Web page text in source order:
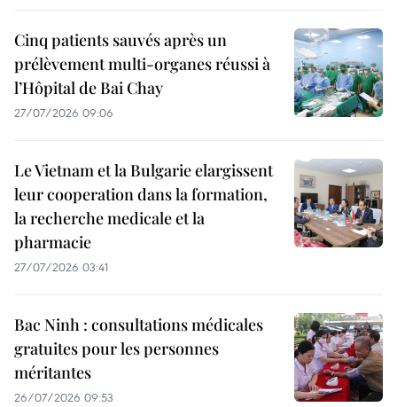
Cinq patients sauvés après un
prélèvement multi-organes réussi à
l’Hôpital de Bai Chay
27/07/2026 09:06
Le Vietnam et la Bulgarie elargissent
leur cooperation dans la formation,
la recherche medicale et la
pharmacie
27/07/2026 03:41
Bac Ninh : consultations médicales
gratuites pour les personnes
méritantes
26/07/2026 09:53